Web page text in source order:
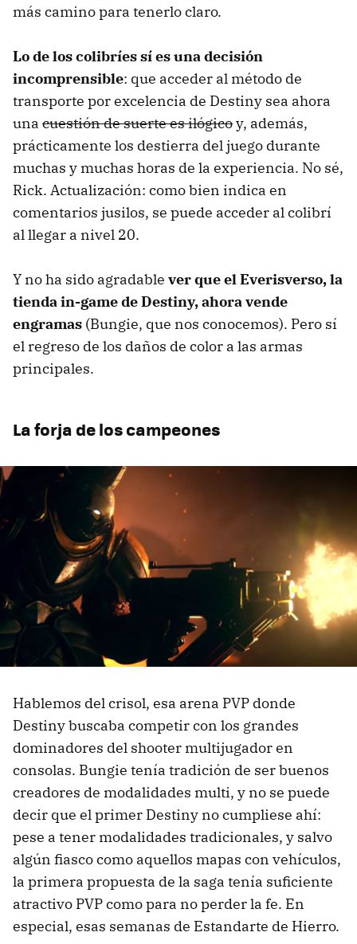
más camino para tenerlo claro.
Lo de los colibríes sí es una decisión
incomprensible: que acceder al método de
transporte por excelencia de Destiny sea ahora
una cuestión de suerte es ilógicoy, además,
prácticamente los destierra del juego durante
muchas y muchas horas de la experiencia. No sé,
Rick. Actualización: como bien indica en
comentarios jusilos, se puede acceder al colibrí
al llegar a nivel 20.
Y no ha sido agradable ver que el Everisverso, la
tienda in-game de Destiny, ahora vende
engramas (Bungie, que nos conocemos). Pero sí
el regreso de los daños de color a las armas
principales.
La forja de los campeones
Hablemos del crisol, esa arena PVP donde
Destiny buscaba competir con los grandes
dominadores del shooter multijugador en
consolas. Bungie tenía tradición de ser buenos
creadores de modalidades multi, y no se puede
decir que el primer Destiny no cumpliese ahí:
pese a tener modalidades tradicionales, y salvo
algún fiasco como aquellos mapas con vehículos,
la primera propuesta de la saga tenía suficiente
atractivo PVP como para no perder la fe. En
especial, esas semanas de Estandarte de Hierro.